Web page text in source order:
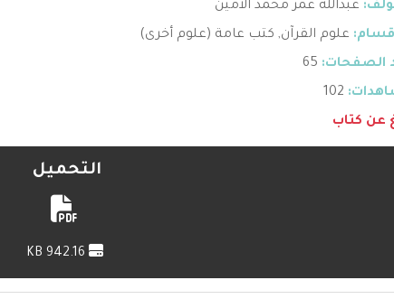
عبدالله عمر محمد الأمين
علوم القرآن, كتب عامة (علوم أخرى)
الصفحات: 65
عن كتاب
التحميل